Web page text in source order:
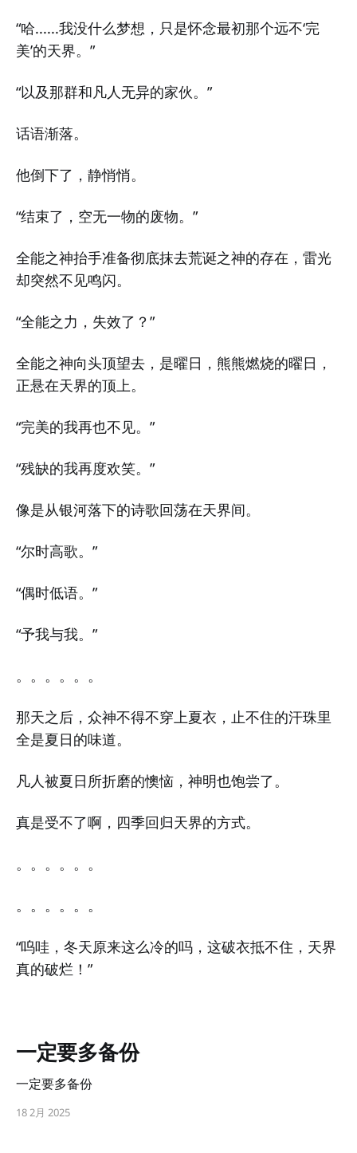
“哈......我没什么梦想，只是怀念最初那个远不‘完
美’的天界。”
“以及那群和凡人无异的家伙。”
话语渐落。
他倒下了，静悄悄。
“结束了，空无一物的废物。”
全能之神抬手准备彻底抹去荒诞之神的存在，雷光
却突然不见鸣闪。
“全能之力，失效了？”
全能之神向头顶望去，是曜日，熊熊燃烧的曜日，
正悬在天界的顶上。
“完美的我再也不见。”
“残缺的我再度欢笑。”
像是从银河落下的诗歌回荡在天界间。
“尔时高歌。”
“偶时低语。”
“予我与我。”
。。。。。。
那天之后，众神不得不穿上夏衣，止不住的汗珠里
全是夏日的味道。
凡人被夏日所折磨的懊恼，神明也饱尝了。
真是受不了啊，四季回归天界的方式。
。。。。。。
。。。。。。
“呜哇，冬天原来这么冷的吗，这破衣抵不住，天界
真的破烂！”
一定要多备份
一定要多备份
18 2月 2025